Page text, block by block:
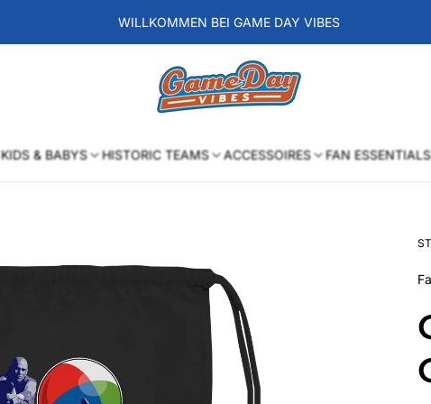
WILLKOMMEN BEI GAME DAY VIBES
Laden-
Logo
KIDS & BABYS HISTORIC TEAMS ACCESSOIRES FAN ESSENTIALS